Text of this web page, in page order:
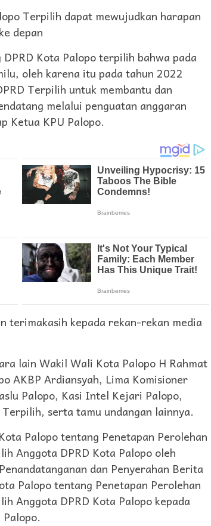
Terpilih dapat mewujudkan harapan
depan
Kota Palopo terpilih bahwa pada
oleh karena itu pada tahun 2022
Terpilih untuk membantu dan
melalui penguatan anggaran
Ketua KPU Palopo.
terimakasih kepada rekan-rekan media
lain Wakil Wali Kota Palopo H Rahmat
AKBP Ardiansyah, Lima Komisioner
Palopo, Kasi Intel Kejari Palopo,
serta tamu undangan lainnya.
Palopo tentang Penetapan Perolehan
Anggota DPRD Kota Palopo oleh
dan Penyerahan Berita
Palopo tentang Penetapan Perolehan
Anggota DPRD Kota Palopo kepada